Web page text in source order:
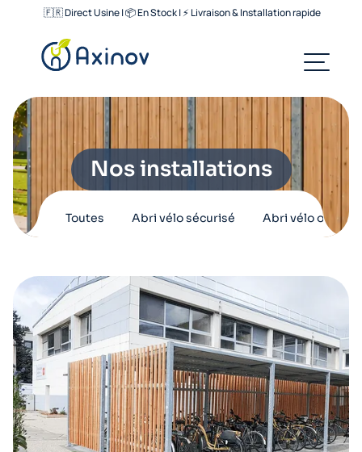
🇫🇷 Direct Usine | 📦 En Stock | ⚡ Livraison & Installation rapide
Nos installations
Toutes Abri vélo sécurisé Abri vélo ouvert